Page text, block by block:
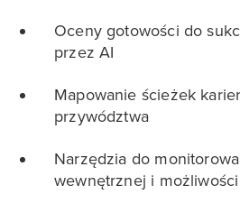
Oceny gotowości do
przez AI
Mapowanie ścieżek
przywództwa
Narzędzia do
wewnętrznej i